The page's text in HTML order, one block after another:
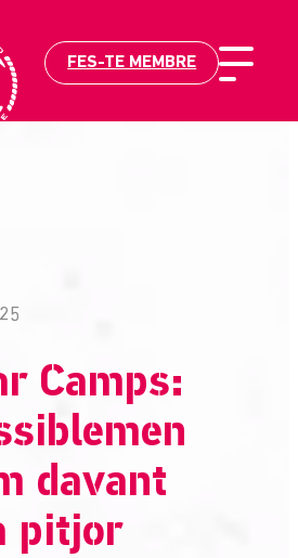
FES-TE MEMBRE
Camps:
davant
pitjor